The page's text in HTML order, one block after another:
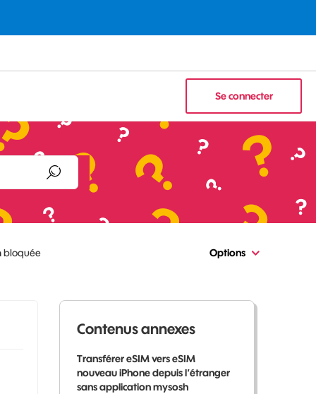
Se connecter
bloquée Options
Contenus annexes
Transférer eSIM vers eSIM
nouveau iPhone depuis l’étranger
sans application mysosh